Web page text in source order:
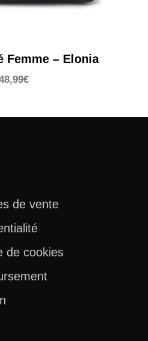
Femme – Elonia
€
de vente
de cookies